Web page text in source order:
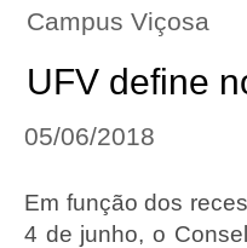
Campus Viçosa
UFV define
05/06/2018
Em função dos
4 de junho, o